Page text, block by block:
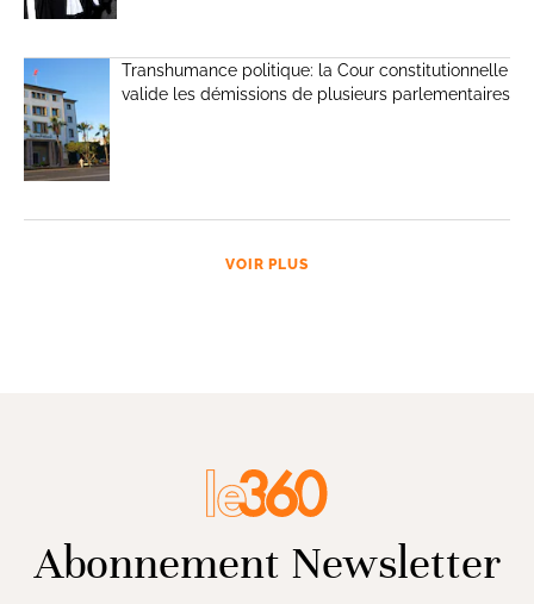
Transhumance politique: la Cour constitutionnelle
valide les démissions de plusieurs parlementaires
VOIR PLUS
Abonnement Newsletter